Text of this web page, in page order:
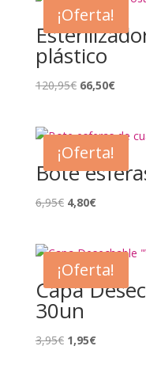
¡Oferta!
plástico
120,95€ El
era:
120,95€.
66,50€El
es:
¡Oferta!
Bote
6,95€ El
era:
6,95€.
4,80€El
es:
4,80€.
¡Oferta!
Capa
30un
3,95€ El
1,95€El